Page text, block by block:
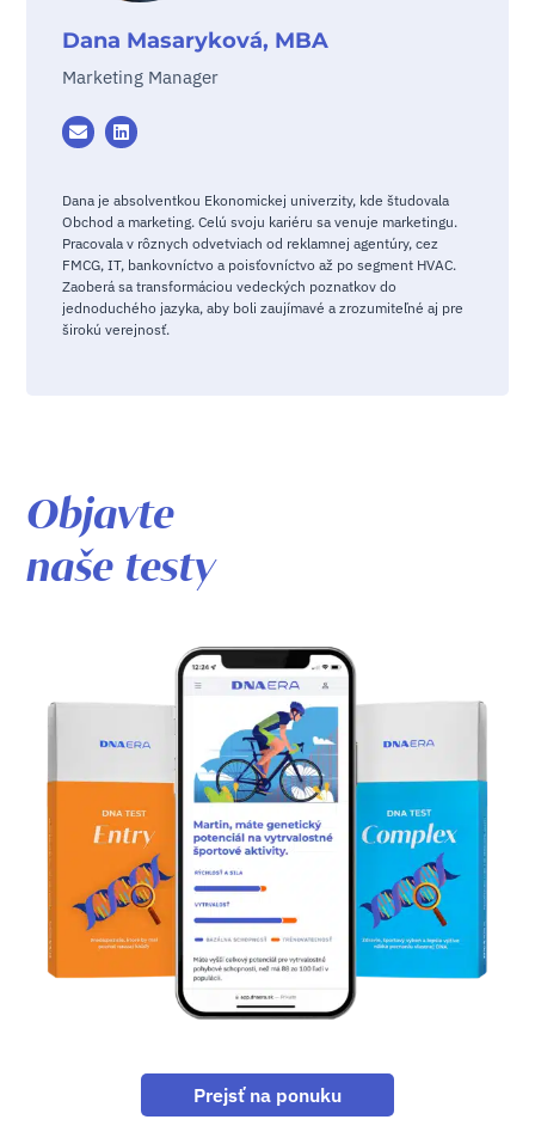
Dana Masaryková, MBA
Marketing Manager
Dana je absolventkou Ekonomickej univerzity, kde študovala
Obchod a marketing. Celú svoju kariéru sa venuje marketingu.
Pracovala v rôznych odvetviach od reklamnej agentúry, cez
FMCG, IT, bankovníctvo a poisťovníctvo až po segment HVAC.
Zaoberá sa transformáciou vedeckých poznatkov do
jednoduchého jazyka, aby boli zaujímavé a zrozumiteľné aj pre
širokú verejnosť.
Objavte
naše testy
Prejsť na ponuku